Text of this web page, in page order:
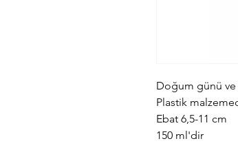
Doğum günü ve
Plastik
Ebat 6,5-11 cm
150 ml'dir